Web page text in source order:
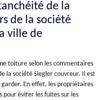
de la
de la société
ville de
toiture selon les commentaires
la société Siegler couvreur. Il est
En effet, les propriétaires
pour éviter les fuites sur les